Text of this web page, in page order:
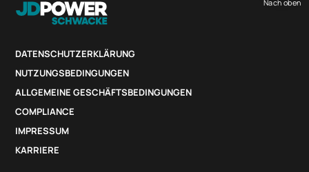
DATENSCHUTZERKLÄRUNG
NUTZUNGSBEDINGUNGEN
ALLGEMEINE GESCHÄFTSBEDINGUNGEN
COMPLIANCE
IMPRESSUM
KARRIERE
Nach oben